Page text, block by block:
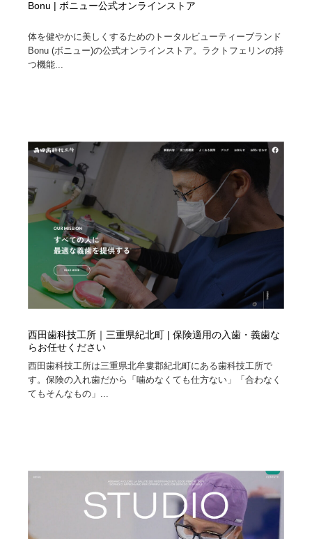
Bonu | ボニュー公式オンラインストア
体を健やかに美しくするためのトータルビューティーブランド
Bonu (ボニュー)の公式オンラインストア。ラクトフェリンの持
つ機能...
西田歯科技工所｜三重県紀北町 | 保険適用の入歯・義歯な
らお任せください
西田歯科技工所は三重県北牟婁郡紀北町にある歯科技工所で
す。保険の入れ歯だから「噛めなくても仕方ない」「合わなく
てもそんなもの」...